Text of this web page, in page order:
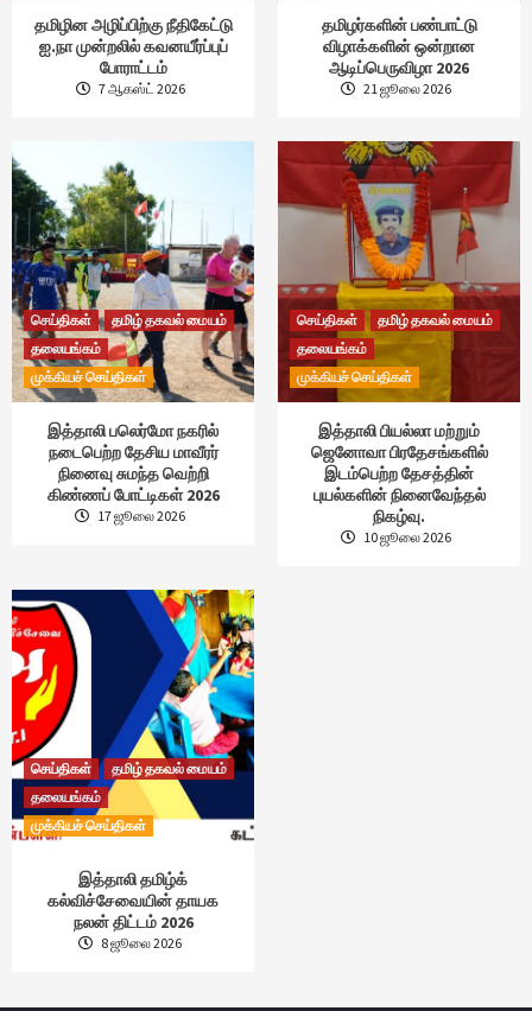
தமிழின அழிப்பிற்கு நீதிகேட்டு
ஐ.நா முன்றலில் கவனயீர்ப்புப்
போராட்டம்
7 ஆகஸ்ட் 2026
தமிழர்களின் பண்பாட்டு
விழாக்களின் ஒன்றான
ஆடிப்பெருவிழா 2026
21 ஜூலை 2026
செய்திகள்
தமிழ் தகவல் மையம்
தலையங்கம்
முக்கியச் செய்திகள்
இத்தாலி பலெர்மோ நகரில்
நடைபெற்ற தேசிய மாவீரர்
நினைவு சுமந்த வெற்றி
கிண்ணப் போட்டிகள் 2026
17 ஜூலை 2026
செய்திகள்
தமிழ் தகவல் மையம்
தலையங்கம்
முக்கியச் செய்திகள்
இத்தாலி பியல்லா மற்றும்
ஜெனோவா பிரதேசங்களில்
இடம்பெற்ற தேசத்தின்
புயல்களின் நினைவேந்தல்
நிகழ்வு.
10 ஜூலை 2026
செய்திகள்
தமிழ் தகவல் மையம்
தலையங்கம்
முக்கியச் செய்திகள்
இத்தாலி தமிழ்க்
கல்விச்சேவையின் தாயக
நலன் திட்டம் 2026
8 ஜூலை 2026